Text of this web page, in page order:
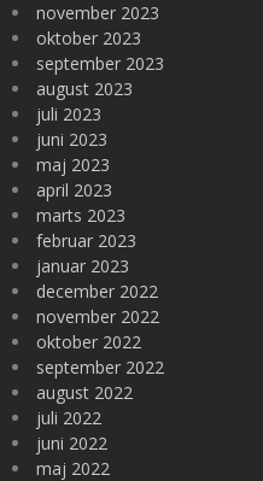
november 2023
oktober 2023
september 2023
august 2023
juli 2023
juni 2023
maj 2023
april 2023
marts 2023
februar 2023
januar 2023
december 2022
november 2022
oktober 2022
september 2022
august 2022
juli 2022
juni 2022
maj 2022